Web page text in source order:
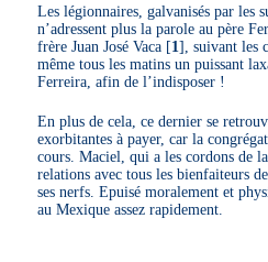
Les légionnaires, galvanisés par les
n’adressent plus la parole au père
frère Juan José Vaca [1] , suivant les
même tous les matins un puissant
Ferreira, afin de l’indisposer !
En plus de cela, ce dernier se
exorbitantes à payer, car la
cours. Maciel, qui a les cordons de
relations avec tous les bienfaiteurs
ses nerfs. Epuisé moralement et
au Mexique assez rapidement.